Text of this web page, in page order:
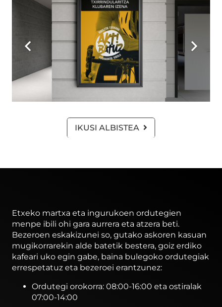
IKUSI ALBISTEA
Etxeko martxa eta ingurukoen ordutegien
menpe ibili ohi gara aurrera eta atzera beti.
Bezeroen eskakizunei so, gutako askoren kasuan
mugikorrarekin alde batetik bestera, goiz erdiko
kafeari uko egin gabe, baina bulegoko ordutegiak
errespetatuz eta bezeroei erantzunez:
Ordutegi orokorra: 08:00-16:00 eta ostiralak
07:00-14:00